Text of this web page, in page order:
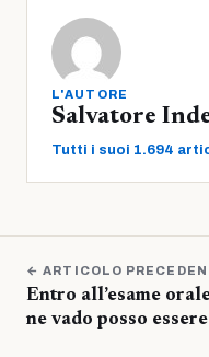
L'AUTORE
Salvatore
Tutti i suoi 1.694
← ARTICOLO
Entro all’esame
ne vado posso